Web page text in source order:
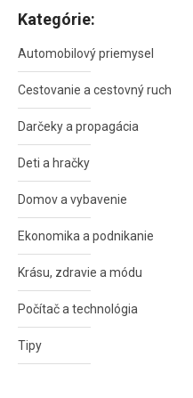
Kategórie:
Automobilový priemysel
Cestovanie a cestovný ruch
Darčeky a propagácia
Deti a hračky
Domov a vybavenie
Ekonomika a podnikanie
Krásu, zdravie a módu
Počítač a technológia
Tipy